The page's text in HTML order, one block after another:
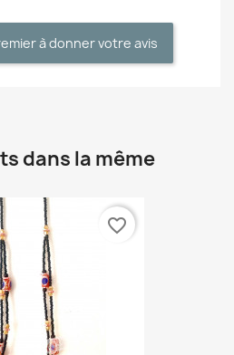
à donner votre avis
dans la même
favorite_border